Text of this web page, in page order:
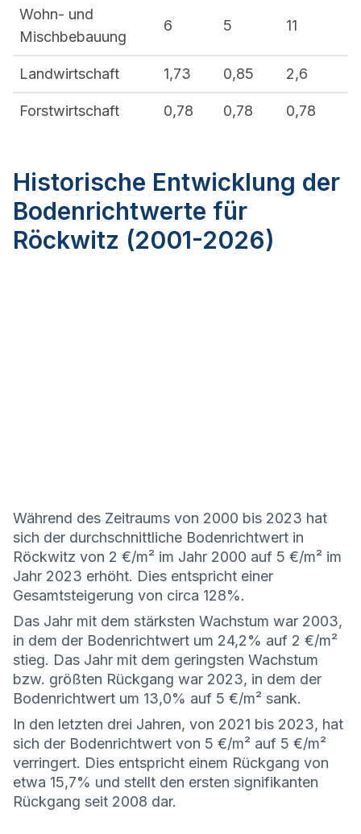
Wohn- und
Mischbebauung
6 5 11
Landwirtschaft 1,73 0,85 2,6
Forstwirtschaft 0,78 0,78 0,78
Historische Entwicklung der
Bodenrichtwerte für
Röckwitz (2001-2026)
Während des Zeitraums von 2000 bis 2023 hat
sich der durchschnittliche Bodenrichtwert in
Röckwitz von 2 €/m² im Jahr 2000 auf 5 €/m² im
Jahr 2023 erhöht. Dies entspricht einer
Gesamtsteigerung von circa 128%.
Das Jahr mit dem stärksten Wachstum war 2003,
in dem der Bodenrichtwert um 24,2% auf 2 €/m²
stieg. Das Jahr mit dem geringsten Wachstum
bzw. größten Rückgang war 2023, in dem der
Bodenrichtwert um 13,0% auf 5 €/m² sank.
In den letzten drei Jahren, von 2021 bis 2023, hat
sich der Bodenrichtwert von 5 €/m² auf 5 €/m²
verringert. Dies entspricht einem Rückgang von
etwa 15,7% und stellt den ersten signifikanten
Rückgang seit 2008 dar.